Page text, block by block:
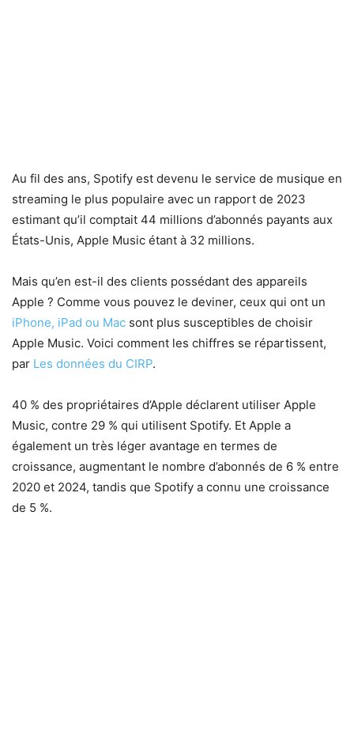
Au fil des ans, Spotify est devenu le service de musique en
streaming le plus populaire avec un rapport de 2023
estimant qu’il comptait 44 millions d’abonnés payants aux
États-Unis, Apple Music étant à 32 millions.
Mais qu’en est-il des clients possédant des appareils
Apple ? Comme vous pouvez le deviner, ceux qui ont un
iPhone, iPad ou Mac sont plus susceptibles de choisir
Apple Music. Voici comment les chiffres se répartissent,
par Les données du CIRP.
40 % des propriétaires d’Apple déclarent utiliser Apple
Music, contre 29 % qui utilisent Spotify. Et Apple a
également un très léger avantage en termes de
croissance, augmentant le nombre d’abonnés de 6 % entre
2020 et 2024, tandis que Spotify a connu une croissance
de 5 %.